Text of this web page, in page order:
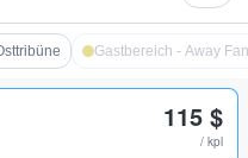
Gastbereich - Away
115 $
/ kpl